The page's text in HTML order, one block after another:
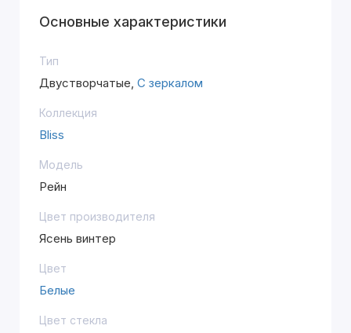
Основные характеристики
Тип
Двустворчатые, С зеркалом
Коллекция
Bliss
Модель
Рейн
Цвет производителя
Ясень винтер
Цвет
Белые
Цвет стекла